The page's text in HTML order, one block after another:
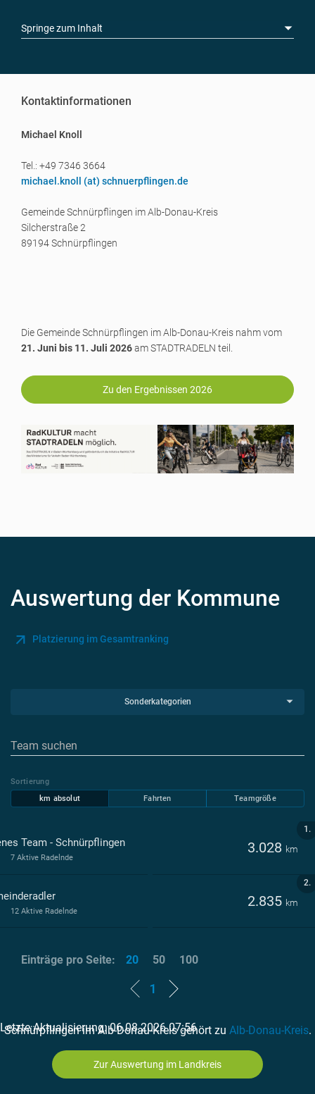
Springe zum Inhalt
Kontaktinformationen
Michael Knoll
Tel.: +49 7346 3664
michael.knoll (at) schnuerpflingen.de
Gemeinde Schnürpflingen im Alb-Donau-Kreis
Silcherstraße 2
89194 Schnürpflingen
Die Gemeinde Schnürpflingen im Alb-Donau-Kreis nahm vom
21. Juni bis 11. Juli 2026am STADTRADELN teil.
Zu den Ergebnissen 2026
Auswertung der Kommune
Platzierung im Gesamtranking
Sonderkategorien
Sortierung
km absolut
Fahrten Teamgröße
1.
Team - Schnürpflingen 3.028 km
7 Aktive Radelnde
2.
2.835 km
12 Aktive Radelnde
1
Letzte Aktualisierung: 06.08.2026 07:56
Einträge pro Seite: 20 50 100
Schnürpflingen im Alb-Donau-Kreis gehört zu Alb-Donau-Kreis.
Zur Auswertung im Landkreis